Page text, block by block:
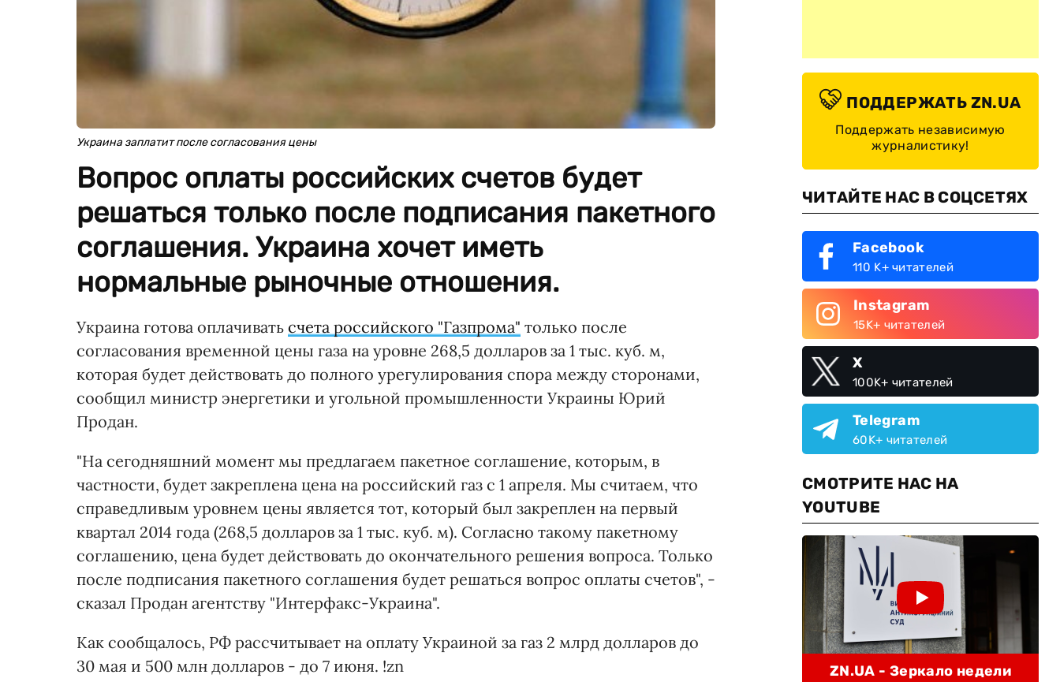
Украина заплатит после согласования цены
Вопрос оплаты российских счетов будет
решаться только после подписания пакетного
соглашения. Украина хочет иметь
нормальные рыночные отношения.
Украина готова оплачивать счета российского "Газпрома" только после
согласования временной цены газа на уровне 268,5 долларов за 1 тыс. куб. м,
которая будет действовать до полного урегулирования спора между сторонами,
сообщил министр энергетики и угольной промышленности Украины Юрий
Продан.
"На сегодняшний момент мы предлагаем пакетное соглашение, которым, в
частности, будет закреплена цена на российский газ с 1 апреля. Мы считаем, что
справедливым уровнем цены является тот, который был закреплен на первый
квартал 2014 года (268,5 долларов за 1 тыс. куб. м). Согласно такому пакетному
соглашению, цена будет действовать до окончательного решения вопроса. Только
после подписания пакетного соглашения будет решаться вопрос оплаты счетов", -
сказал Продан агентству "Интерфакс-Украина".
Как сообщалось, РФ рассчитывает на оплату Украиной за газ 2 млрд долларов до
30 мая и 500 млн долларов - до 7 июня. !zn
ПОДДЕРЖАТЬ ZN.UA
Поддержать независимую
журналистику!
ЧИТАЙТЕ НАС В СОЦСЕТЯХ
Facebook
110 K+ читателей
Instagram
15K+ читателей
X
100K+ читателей
Telegram
60K+ читателей
СМОТРИТЕ НАС НА
YOUTUBE
ZN.UA - Зеркало недели